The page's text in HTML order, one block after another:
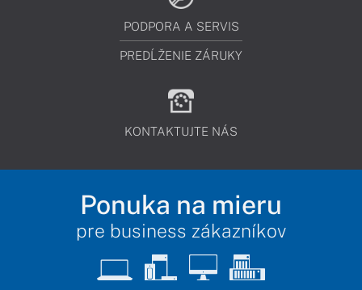
PODPORA A SERVIS
PREDĹŽENIE ZÁRUKY
KONTAKTUJTE NÁS
Ponuka na mieru
pre business zákazníkov